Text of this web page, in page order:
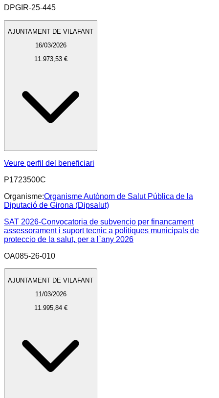
DPGIR-25-445
AJUNTAMENT DE VILAFANT
16/03/2026
11.973,53 €
Veure perfil del beneficiari
P1723500C
Organisme:Organisme Autònom de Salut Pública de la
Diputació de Girona (Dipsalut)
SAT 2026-Convocatoria de subvencio per financament
assessorament i suport tecnic a politiques municipals de
proteccio de la salut, per a l`any 2026
OA085-26-010
AJUNTAMENT DE VILAFANT
11/03/2026
11.995,84 €